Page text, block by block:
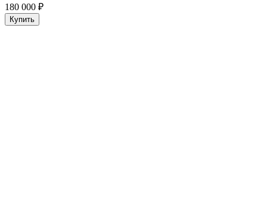
180 000 ₽
Купить